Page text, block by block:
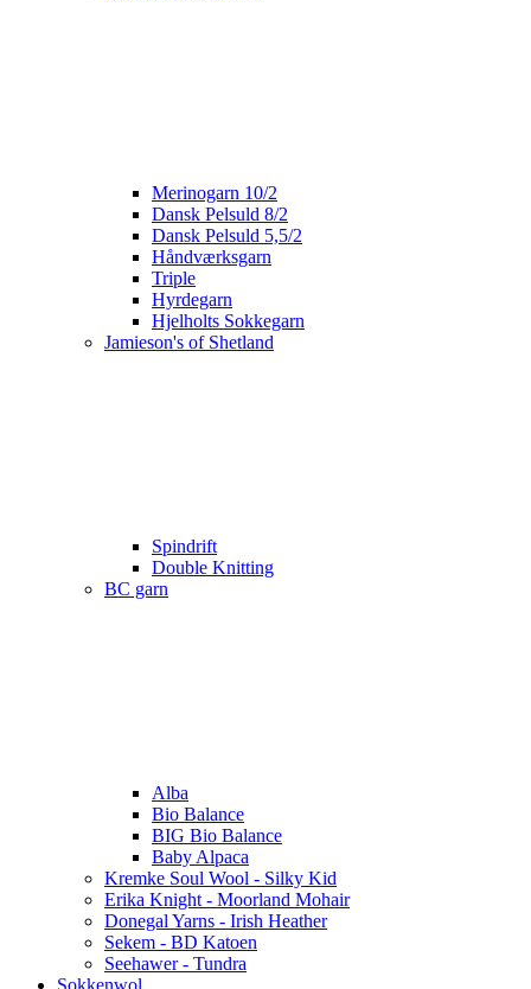
Merinogarn 10/2
Dansk Pelsuld 8/2
Dansk Pelsuld 5,5/2
Håndværksgarn
Triple
Hyrdegarn
Hjelholts Sokkegarn
Jamieson's of Shetland
Spindrift
Double Knitting
BC garn
Alba
Bio Balance
BIG Bio Balance
Baby Alpaca
Kremke Soul Wool - Silky Kid
Erika Knight - Moorland Mohair
Donegal Yarns - Irish Heather
Sekem - BD Katoen
Seehawer - Tundra
Sokkenwol